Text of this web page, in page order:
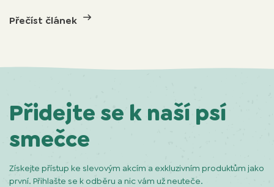
Přečíst článek
Přidejte se k naší psí
smečce
Získejte přístup ke slevovým akcím a exkluzivním produktům jako
první. Přihlašte se k odběru a nic vám už neuteče.